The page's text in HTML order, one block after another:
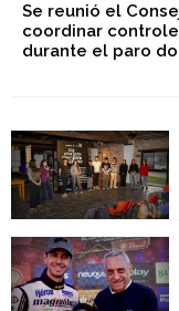
Se reunió el
coordinar
durante el paro